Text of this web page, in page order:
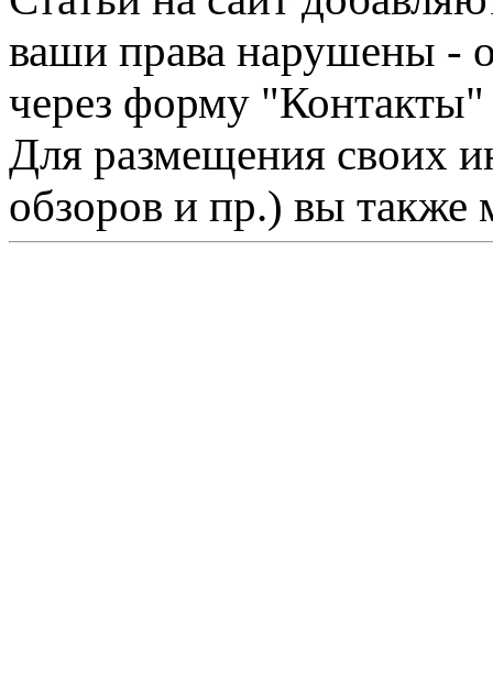
ваши права нарушены -
через форму "Контакты"
Для размещения своих
обзоров и пр.) вы также